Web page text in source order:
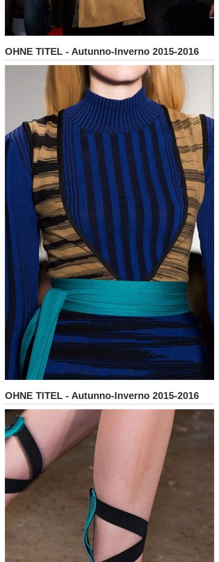
OHNE TITEL - Autunno-Inverno 2015-2016
OHNE TITEL - Autunno-Inverno 2015-2016